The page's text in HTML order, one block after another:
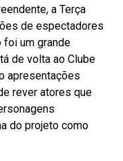
a Terça
de espectadores
foi um grande
de volta ao Clube
apresentações
rever atores que
do projeto como